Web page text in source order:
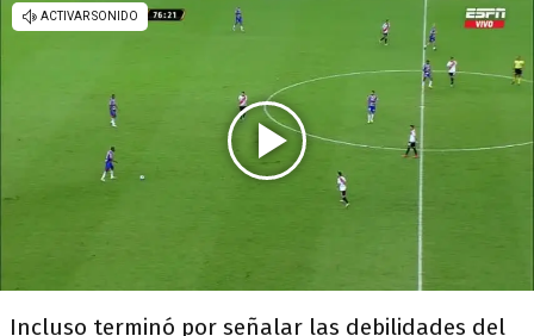
Incluso terminó por señalar las debilidades del